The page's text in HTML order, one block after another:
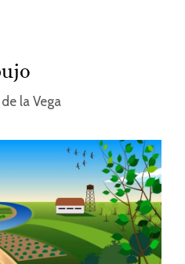
la Vega